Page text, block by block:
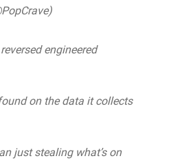
engineered
on the data it collects
just stealing what’s on